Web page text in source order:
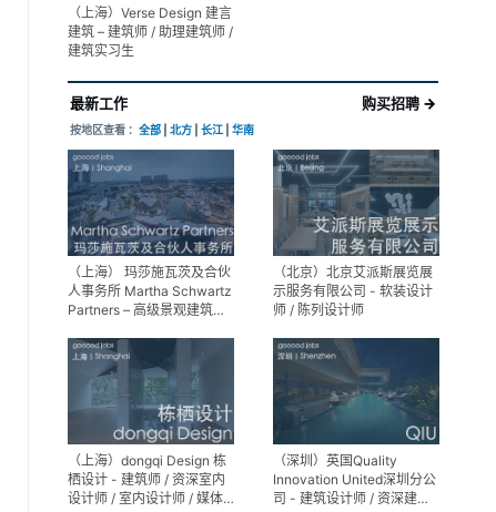
（上海）Verse Design 建言
建筑 – 建筑师 / 助理建筑师 /
建筑实习生
最新工作 购买招聘 →
按地区查看 ： 全部 北方 长江 华南
（上海） 玛莎施瓦茨及合伙
人事务所 Martha Schwartz
Partners – 高级景观建筑师
Designer / 景观建筑师
Landscape Designer
（北京）北京艾派斯展览展
示服务有限公司 - 软装设计
师 / 陈列设计师
（上海）dongqi Design 栋
栖设计 - 建筑师 / 资深室内
设计师 / 室内设计师 / 媒体
（深圳）英国Quality
Innovation United深圳分公
司 - 建筑设计师 / 资深建筑